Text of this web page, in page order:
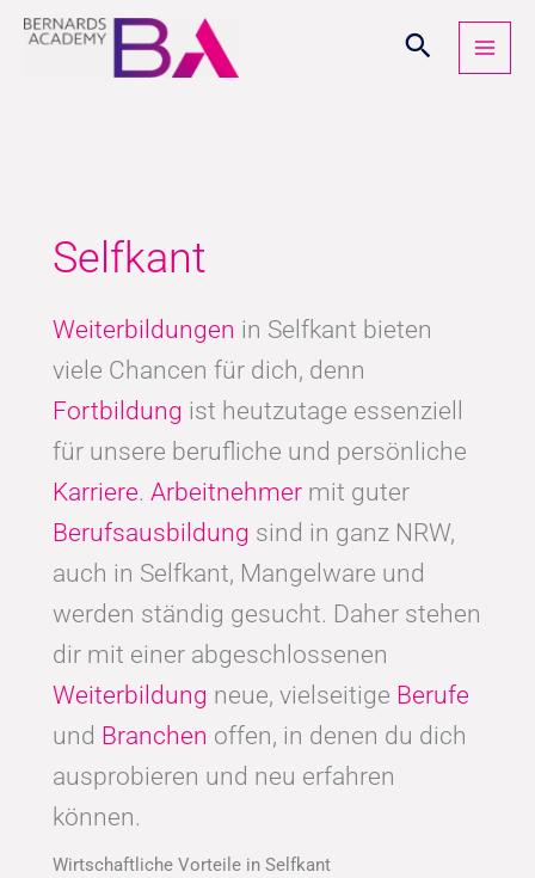
Zum
Inhalt
Selfkant
Weiterbildungen in Selfkant bieten
viele Chancen für dich, denn
Fortbildung ist heutzutage essenziell
für unsere berufliche und persönliche
Karriere. Arbeitnehmer mit guter
Berufsausbildung sind in ganz NRW,
auch in Selfkant, Mangelware und
werden ständig gesucht. Daher stehen
dir mit einer abgeschlossenen
Weiterbildung neue, vielseitige Berufe
und Branchen offen, in denen du dich
ausprobieren und neu erfahren
können.
Wirtschaftliche Vorteile in Selfkant